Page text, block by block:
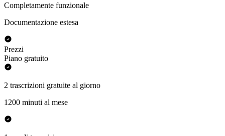
Completamente funzionale
Documentazione estesa
Prezzi
Piano gratuito
2 trascrizioni gratuite al giorno
1200 minuti al mese